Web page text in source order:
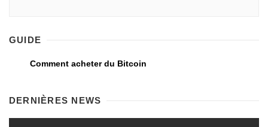
GUIDE
Comment acheter du Bitcoin
DERNIÈRES NEWS